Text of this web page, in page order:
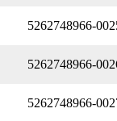
5262748966-
5262748966-
5262748966-